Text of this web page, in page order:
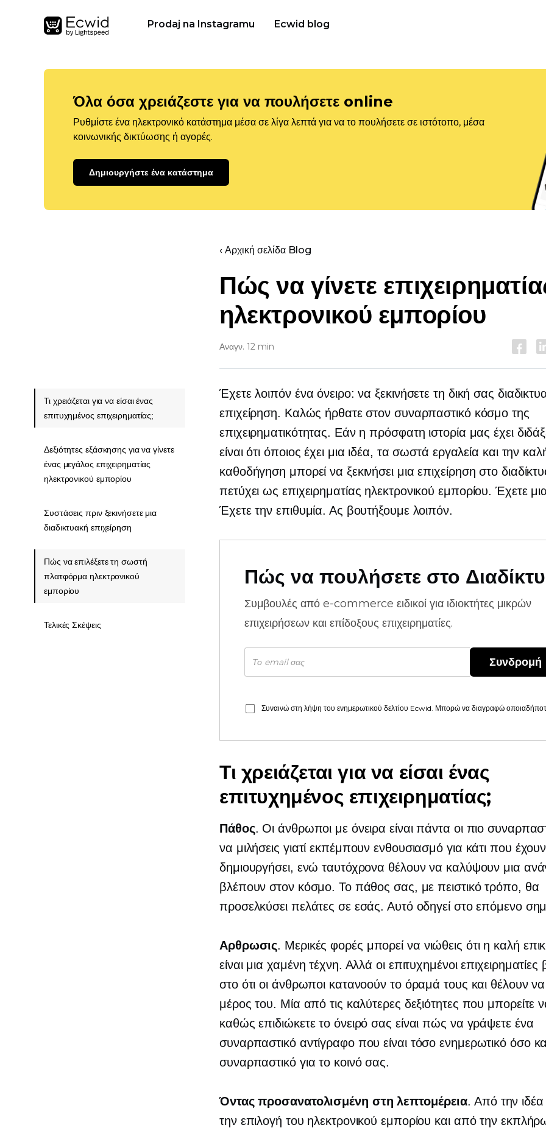
Prodaj na Instagramu Ecwid blog
Όλα όσα χρειάζεστε για να πουλήσετε online
Ρυθμίστε ένα ηλεκτρονικό κατάστημα μέσα σε λίγα λεπτά για να το πουλήσετε σε ιστότοπο, μέσα
κοινωνικής δικτύωσης ή αγορές.
Δημιουργήστε ένα κατάστημα
‹ Αρχική σελίδα Blog
Πώς να γίνετε
ηλεκτρονικού εμπορίου
Αναγν. 12 min
Έχετε λοιπόν ένα όνειρο: να ξεκινήσετε τη δική σας
επιχείρηση. Καλώς ήρθατε στον συναρπαστικό κόσμο της
επιχειρηματικότητας. Εάν η πρόσφατη ιστορία μας έχει
είναι ότι όποιος έχει μια ιδέα, τα σωστά εργαλεία και την
καθοδήγηση μπορεί να ξεκινήσει μια επιχείρηση στο
πετύχει ως επιχειρηματίας ηλεκτρονικού εμπορίου. Έχετε
Έχετε την επιθυμία. Ας βουτήξουμε λοιπόν.
Πώς να πουλήσετε στο
Συμβουλές από e-commerce ειδικοί για ιδιοκτήτες μικρών
επιχειρήσεων και επίδοξους επιχειρηματίες.
Συνδρομή
Συναινώ στη λήψη του ενημερωτικού δελτίου Ecwid. Μπορώ να διαγραφώ
Τι χρειάζεται για να είσαι ένας
επιτυχημένος επιχειρηματίας;
Πάθος. Οι άνθρωποι με όνειρα είναι πάντα οι πιο
να μιλήσεις γιατί εκπέμπουν ενθουσιασμό για κάτι που έχουν
δημιουργήσει, ενώ ταυτόχρονα θέλουν να καλύψουν μια
βλέπουν στον κόσμο. Το πάθος σας, με πειστικό τρόπο, θα
προσελκύσει πελάτες σε εσάς. Αυτό οδηγεί στο επόμενο
Αρθρωσις. Μερικές φορές μπορεί να νιώθεις ότι η καλή
είναι μια χαμένη τέχνη. Αλλά οι επιτυχημένοι επιχειρηματίες
στο ότι οι άνθρωποι κατανοούν το όραμά τους και θέλουν να
μέρος του. Μία από τις καλύτερες δεξιότητες που μπορείτε
καθώς επιδιώκετε το όνειρό σας είναι πώς να γράψετε ένα
συναρπαστικό αντίγραφο που είναι τόσο ενημερωτικό όσο
συναρπαστικό για το κοινό σας.
Όνταςπροσανατολισμένη στη λεπτομέρεια. Από την
την επιλογή του ηλεκτρονικού εμπορίου και από την
Τι χρειάζεται για να είσαι ένας
επιτυχημένος επιχειρηματίας;
Δεξιότητες εξάσκησης για να γίνετε
ένας μεγάλος επιχειρηματίας
ηλεκτρονικού εμπορίου
Συστάσεις πριν ξεκινήσετε μια
διαδικτυακή επιχείρηση
Πώς να επιλέξετε τη σωστή
πλατφόρμα ηλεκτρονικού
εμπορίου
Τελικές Σκέψεις